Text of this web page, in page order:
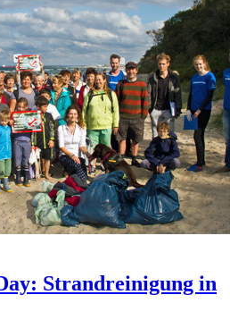
Strandreinigung in